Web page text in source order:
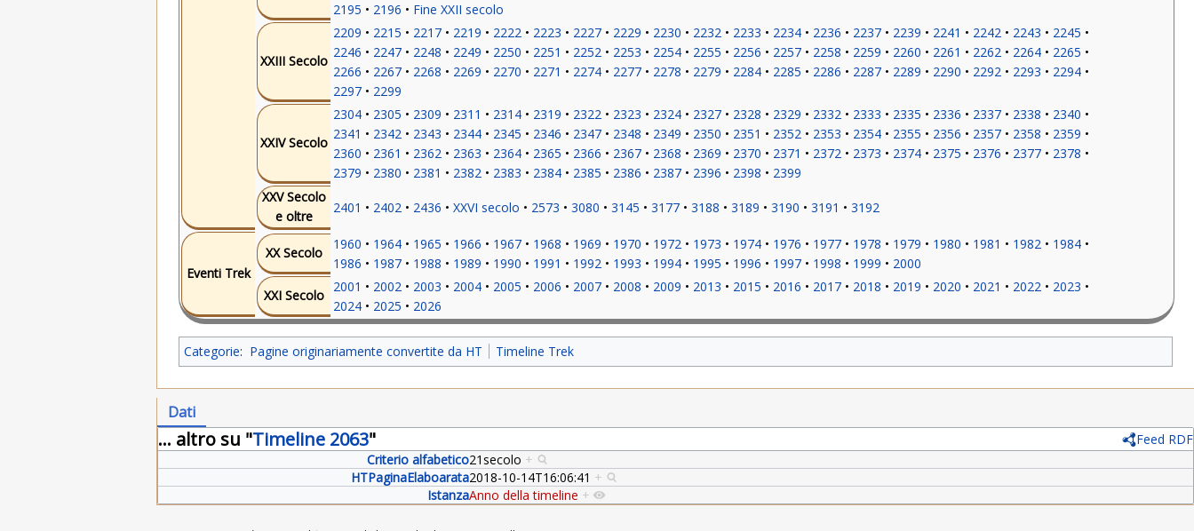
2195
2196 Fine XXII secolo
XXIII Secolo
2209 2215 2217 2219 2222 2223 2227 2229 2230 2232 2233 2234 2236 2237 2239 2241 2242 2243
2245
2246
2247 2248 2249 2250 2251 2252 2253 2254 2255 2256 2257 2258 2259 2260 2261 2262 2264
2265
2266
2267 2268 2269 2270 2271 2274 2277 2278 2279 2284 2285 2286 2287 2289 2290 2292 2293
2294
2297
2299
XXIV Secolo
2304 2305 2309 2311 2314 2319 2322 2323 2324 2327 2328 2329 2332 2333 2335 2336 2337 2338
2340
2341
2342 2343 2344 2345 2346 2347 2348 2349 2350 2351 2352 2353 2354 2355 2356 2357 2358
2359
2360
2361 2362 2363 2364 2365 2366 2367 2368 2369 2370 2371 2372 2373 2374 2375 2376 2377
2378
2379
2380 2381 2382 2383 2384 2385 2386 2387 2396 2398
2399
XXV Secolo
e oltre
2401 2402 2436 XXVI secolo 2573 3080 3145 3177 3188 3189 3190 3191 3192
Eventi Trek
XX Secolo
1960 1964 1965 1966 1967 1968 1969 1970 1972 1973 1974 1976 1977 1978 1979 1980 1981 1982
1984
1986
1987 1988 1989 1990 1991 1992 1993 1994 1995 1996 1997 1998 1999
2000
XXI Secolo
2001 2002 2003 2004 2005 2006 2007 2008 2009 2013 2015 2016 2017 2018 2019 2020 2021 2022
2023
2024
2025 2026
Categorie: Pagine originariamente convertite da HT Timeline Trek
Dati
... altro su "Timeline 2063"
Feed RDF
Criterio alfabetico21secolo +
HTPaginaElaboarata2018-10-14T16:06:41 +
IstanzaAnno della timeline +